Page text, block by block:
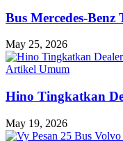
Bus Mercedes-
May 25, 2026
Artikel Umum
Hino Tingkatkan
May 19, 2026